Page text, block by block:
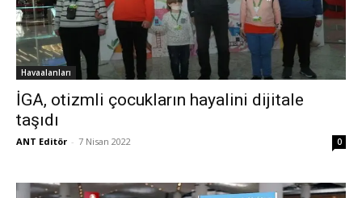
Havaalanları
İGA, otizmli çocukların hayalini dijitale
taşıdı
ANT Editör - 7 Nisan 2022 0